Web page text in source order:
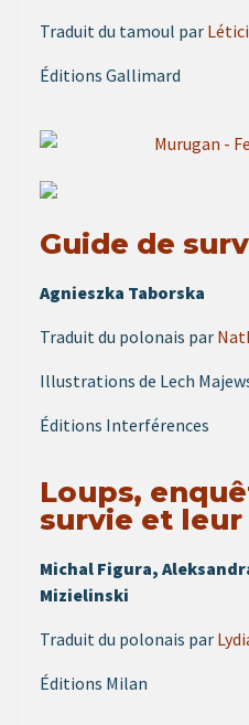
Traduit du tamoul par
Éditions Gallimard
Guide de
Agnieszka Taborska
Traduit du polonais par
Illustrations de Lech
Éditions Interférences
Loups,
survie et
Michal Figura,
Mizielinski
Traduit du polonais par
Éditions Milan